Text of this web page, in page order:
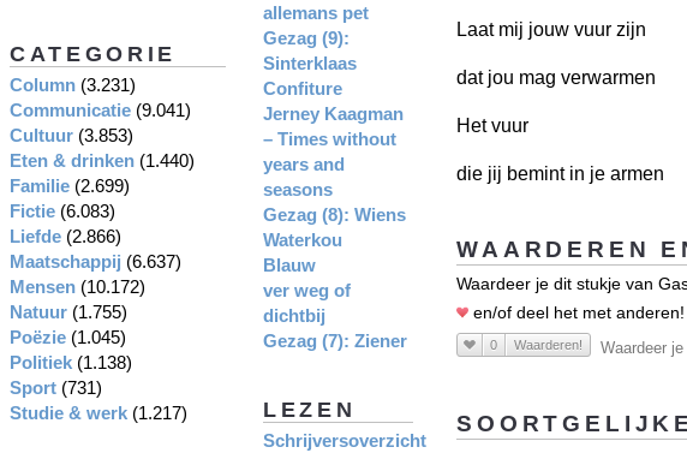
Laat mij jouw vuur zijn
dat jou mag verwarmen
Het vuur
die jij bemint in je armen
WAARDEREN
Waardeer je dit stukje van
en/of deel het met anderen!
0 Waarderen! Waardeer
allemans pet
Gezag (9):
Sinterklaas
Confiture
Jerney Kaagman
– Times without
years and
seasons
Gezag (8): Wiens
Waterkou
Blauw
ver weg of
dichtbij
Gezag (7): Ziener
LEZEN
Schrijversoverzicht
CATEGORIE
Column (3.231)
Communicatie (9.041)
Cultuur (3.853)
Eten & drinken (1.440)
Familie (2.699)
Fictie (6.083)
Liefde (2.866)
Maatschappij (6.637)
Mensen (10.172)
Natuur (1.755)
Poëzie (1.045)
Politiek (1.138)
Sport (731)
Studie & werk (1.217)